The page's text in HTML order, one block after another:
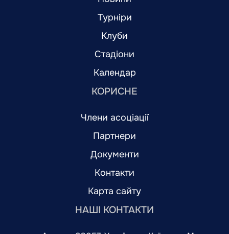
Турніри
Клуби
Стадіони
Календар
КОРИСНЕ
Члени асоціації
Партнери
Документи
Контакти
Карта сайту
НАШІ КОНТАКТИ